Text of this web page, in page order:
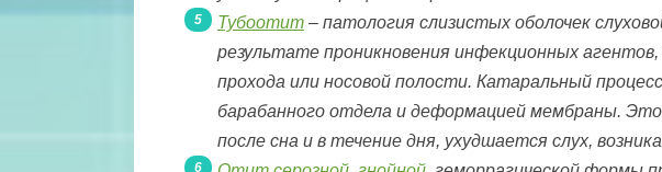
Тубоотит – патология слизистых оболочек
результате проникновения инфекционных
прохода или носовой полости. Катаральный
барабанного отдела и деформацией мембраны.
после сна и в течение дня, ухудшается слух,